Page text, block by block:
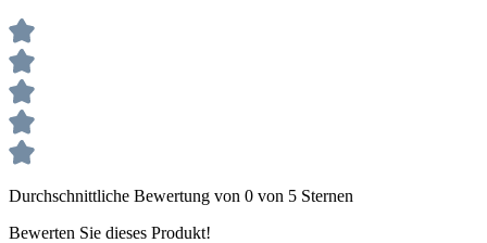
Durchschnittliche Bewertung von 0 von 5 Sternen
Bewerten Sie dieses Produkt!